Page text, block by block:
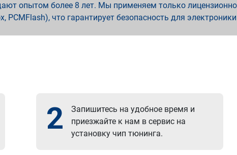
опытом более 8 лет. Мы применяем только
PCMFlash), что гарантирует безопасность для
2
Запишитесь на удобное время и
приезжайте к нам в сервис на
установку чип тюнинга.